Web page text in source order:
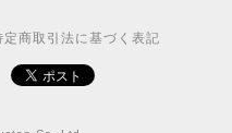
定商取引法に基づく表記